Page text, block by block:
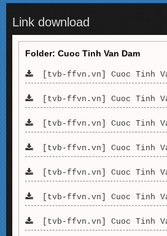
Link download
Folder: Cuoc Tinh Van Dam
[tvb-ffvn.vn] Cuoc Tinh
[tvb-ffvn.vn] Cuoc Tinh
[tvb-ffvn.vn] Cuoc Tinh
[tvb-ffvn.vn] Cuoc Tinh
[tvb-ffvn.vn] Cuoc Tinh
[tvb-ffvn.vn] Cuoc Tinh
[tvb-ffvn.vn] Cuoc Tinh